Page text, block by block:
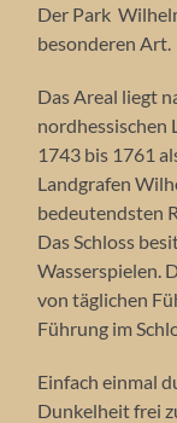
Der Park
besonderen Art.
Das Areal liegt
nordhessischen
1743 bis 1761
Landgrafen
bedeutendsten
Das Schloss
Wasserspielen.
von täglichen
Führung im
Einfach einmal
Dunkelheit frei